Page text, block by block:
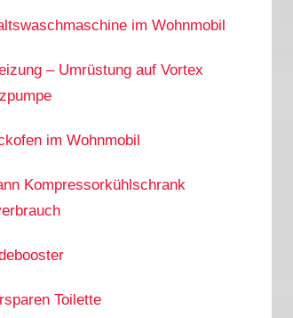
im Wohnmobil
– Umrüstung auf Vortex
im Wohnmobil
Kompressorkühlschrank
Toilette